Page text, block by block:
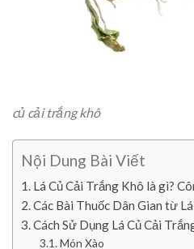
củ cải trắng khô
Nội Dung Bài Viết
Lá Củ Cải Trắng Khô là gì?
Các Bài Thuốc Dân Gian từ
Cách Sử Dụng Lá Củ Cải
Món Xào